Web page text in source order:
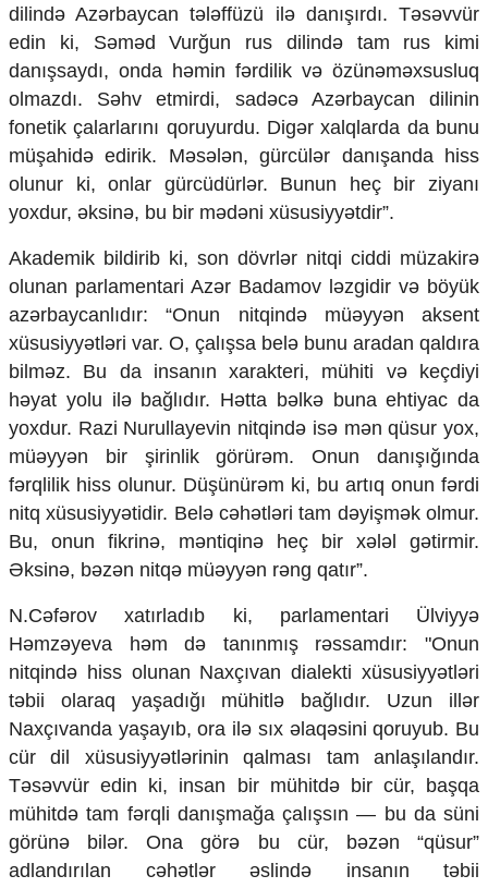
dilində Azərbaycan tələffüzü ilə danışırdı. Təsəvvür
edin ki, Səməd Vurğun rus dilində tam rus kimi
danışsaydı, onda həmin fərdilik və özünəməxsusluq
olmazdı. Səhv etmirdi, sadəcə Azərbaycan dilinin
fonetik çalarlarını qoruyurdu. Digər xalqlarda da bunu
müşahidə edirik. Məsələn, gürcülər danışanda hiss
olunur ki, onlar gürcüdürlər. Bunun heç bir ziyanı
yoxdur, əksinə, bu bir mədəni xüsusiyyətdir”.
Akademik bildirib ki, son dövrlər nitqi ciddi müzakirə
olunan parlamentari Azər Badamov ləzgidir və böyük
azərbaycanlıdır: “Onun nitqində müəyyən aksent
xüsusiyyətləri var. O, çalışsa belə bunu aradan qaldıra
bilməz. Bu da insanın xarakteri, mühiti və keçdiyi
həyat yolu ilə bağlıdır. Hətta bəlkə buna ehtiyac da
yoxdur. Razi Nurullayevin nitqində isə mən qüsur yox,
müəyyən bir şirinlik görürəm. Onun danışığında
fərqlilik hiss olunur. Düşünürəm ki, bu artıq onun fərdi
nitq xüsusiyyətidir. Belə cəhətləri tam dəyişmək olmur.
Bu, onun fikrinə, məntiqinə heç bir xələl gətirmir.
Əksinə, bəzən nitqə müəyyən rəng qatır”.
N.Cəfərov xatırladıb ki, parlamentari Ülviyyə
Həmzəyeva həm də tanınmış rəssamdır: "Onun
nitqində hiss olunan Naxçıvan dialekti xüsusiyyətləri
təbii olaraq yaşadığı mühitlə bağlıdır. Uzun illər
Naxçıvanda yaşayıb, ora ilə sıx əlaqəsini qoruyub. Bu
cür dil xüsusiyyətlərinin qalması tam anlaşılandır.
Təsəvvür edin ki, insan bir mühitdə bir cür, başqa
mühitdə tam fərqli danışmağa çalışsın — bu da süni
görünə bilər. Ona görə bu cür, bəzən “qüsur”
adlandırılan cəhətlər əslində insanın təbii